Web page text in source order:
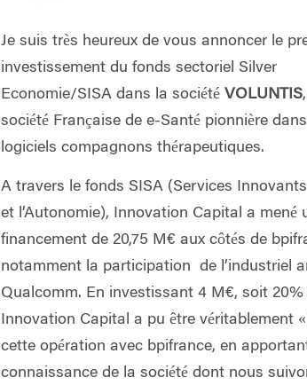
Je suis très heureux de vous annoncer le
investissement du fonds sectoriel Silver
Economie/SISA dans la société VOLUNTIS
société Française de e-Santé pionnière
logiciels compagnons thérapeutiques.
A travers le fonds SISA (Services
et l’Autonomie), Innovation Capital a mené
financement de 20,75 M€ aux côtés de
notamment la participation de l’industriel
Qualcomm. En investissant 4 M€, soit 20%
Innovation Capital a pu être véritablement
cette opération avec bpifrance, en
connaissance de la société dont nous